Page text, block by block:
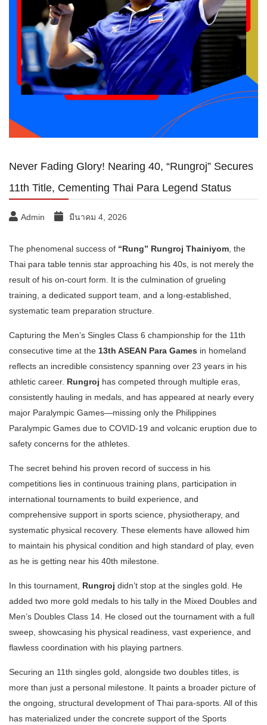
Never Fading Glory! Nearing 40, “Rungroj” Secures
11th Title, Cementing Thai Para Legend Status
Admin มีนาคม 4, 2026
The phenomenal success of “Rung” Rungroj Thainiyom, the
Thai para table tennis star approaching his 40s, is not merely the
result of his on-court form. It is the culmination of grueling
training, a dedicated support team, and a long-established,
systematic team preparation structure.
Capturing the Men’s Singles Class 6 championship for the 11th
consecutive time at the 13th ASEAN Para Games in homeland
reflects an incredible consistency spanning over 23 years in his
athletic career. Rungroj has competed through multiple eras,
consistently hauling in medals, and has appeared at nearly every
major Paralympic Games—missing only the Philippines
Paralympic Games due to COVID-19 and volcanic eruption due to
safety concerns for the athletes.
The secret behind his proven record of success in his
competitions lies in continuous training plans, participation in
international tournaments to build experience, and
comprehensive support in sports science, physiotherapy, and
systematic physical recovery. These elements have allowed him
to maintain his physical condition and high standard of play, even
as he is getting near his 40th milestone.
In this tournament, Rungroj didn’t stop at the singles gold. He
added two more gold medals to his tally in the Mixed Doubles and
Men’s Doubles Class 14. He closed out the tournament with a full
sweep, showcasing his physical readiness, vast experience, and
flawless coordination with his playing partners.
Securing an 11th singles gold, alongside two doubles titles, is
more than just a personal milestone. It paints a broader picture of
the ongoing, structural development of Thai para-sports. All of this
has materialized under the concrete support of the Sports